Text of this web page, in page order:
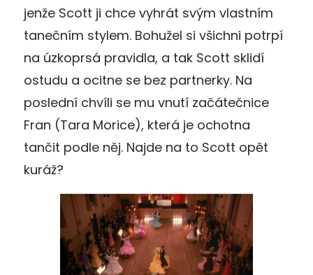
jenže Scott ji chce vyhrát svým vlastním
tanečním stylem. Bohužel si všichni potrpí
na úzkoprsá pravidla, a tak Scott sklidí
ostudu a ocitne se bez partnerky. Na
poslední chvíli se mu vnutí začátečnice
Fran (Tara Morice), která je ochotna
tančit podle něj. Najde na to Scott opět
kuráž?